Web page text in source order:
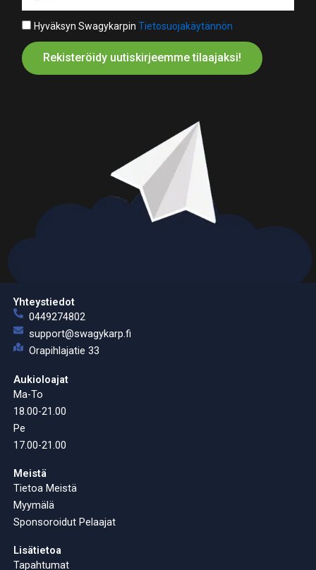
Hyväksyn SwagykarpinTietosuojakäytännön
Rekisteröidy uutiskirjeemme tilaajaksi!
Yhteystiedot
0449274802
support@swagykarp.fi
Orapihlajatie 33
Aukioloajat
Ma-To
18.00-21.00
Pe
17.00-21.00
Meistä
Tietoa Meistä
Myymälä
Sponsoroidut Pelaajat
Lisätietoa
Tapahtumat